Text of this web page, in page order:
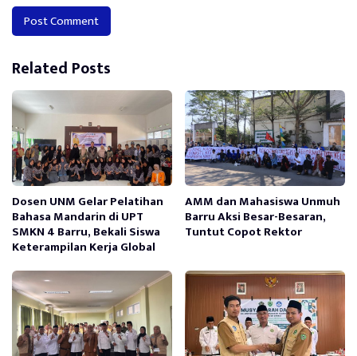
Alternative:
Related Posts
Dosen UNM Gelar Pelatihan
Bahasa Mandarin di UPT
SMKN 4 Barru, Bekali Siswa
Keterampilan Kerja Global
AMM dan Mahasiswa Unmuh
Barru Aksi Besar-Besaran,
Tuntut Copot Rektor